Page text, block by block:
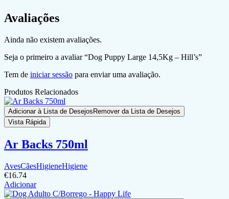
Avaliações
Ainda não existem avaliações.
Seja o primeiro a avaliar “Dog Puppy Large 14,5Kg – Hill’s”
Tem de iniciar sessão para enviar uma avaliação.
Produtos Relacionados
Adicionar à Lista de Desejos Remover da Lista de Desejos
Vista Rápida
Ar Backs 750ml
AvesCãesHigieneHigiene
€16.74
Adicionar